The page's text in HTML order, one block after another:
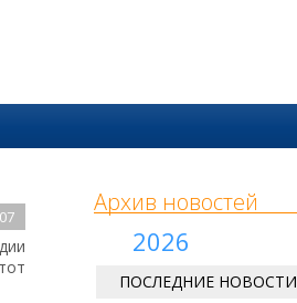
Архив новостей
2026
ПОСЛЕДНИЕ НОВОСТИ